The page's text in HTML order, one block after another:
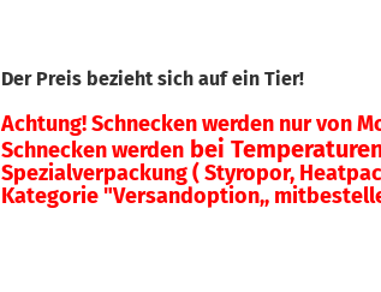
Der Preis bezieht sich auf ein Tier!
Achtung! Schnecken werden nur von
Schnecken werden bei
Spezialverpackung ( Styropor,
Kategorie "Versandoption,,